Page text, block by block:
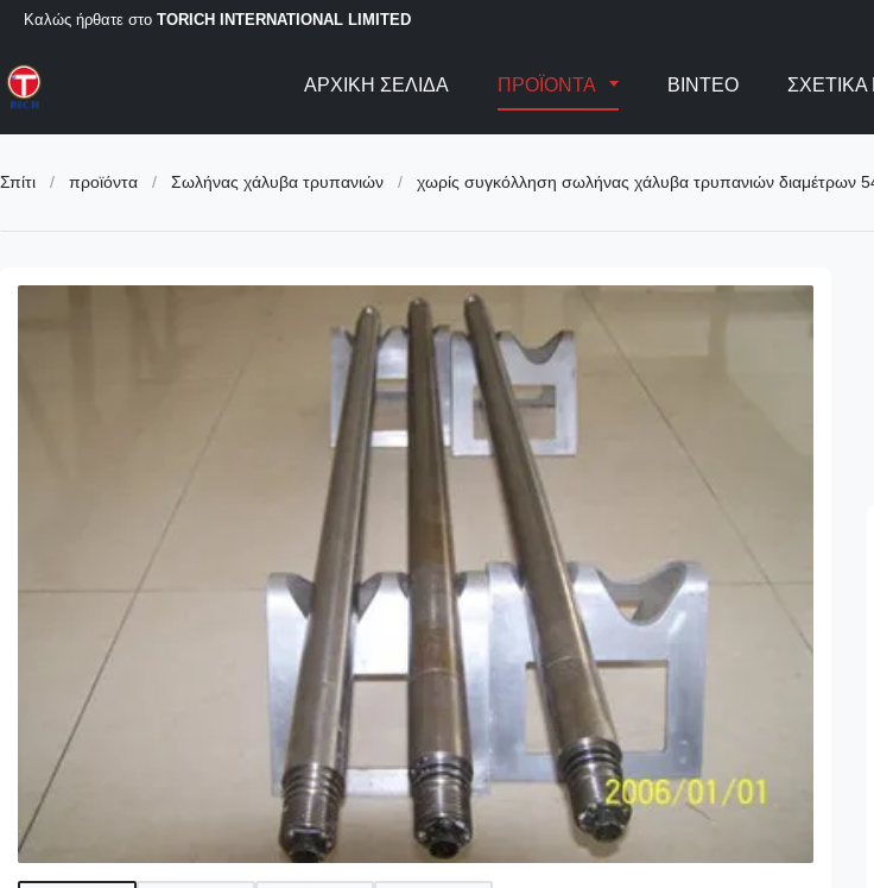
Καλώς ήρθατε στο TORICH INTERNATIONAL LIMITED
ΑΡΧΙΚΉ ΣΕΛΊΔΑ ΠΡΟΪΌΝΤΑ ΒΊΝΤΕΟ
Σπίτι / προϊόντα / Σωλήνας χάλυβα τρυπανιών / χωρίς συγκόλληση σωλήνας χάλυβα τρυπανιών